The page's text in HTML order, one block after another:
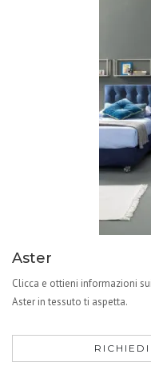
Aster
Clicca e ottieni informazioni
Aster in tessuto ti aspetta.